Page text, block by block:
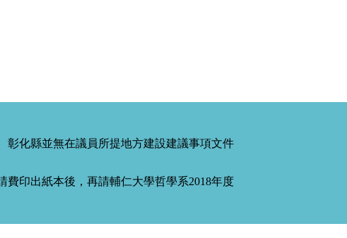
彰化縣並無在議員所提地方建設建議事項文件
印出紙本後，再請輔仁大學哲學系2018年度